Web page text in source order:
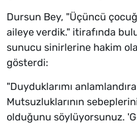
Dursun Bey, "Üçüncü
aileye verdik." itirafında
sunucu sinirlerine hakim
gösterdi:
"Duyduklarımı
Mutsuzluklarının
olduğunu söylüyorsunuz.